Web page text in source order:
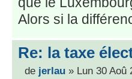
Alors si la
Re: la taxe
de jerlau » Lun 30 Aoû